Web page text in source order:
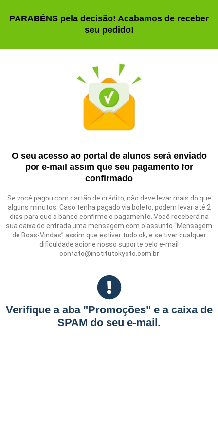
PARABÉNS pela decisão! Acabamos de receber
seu pedido!
O seu acesso ao portal de alunos será enviado
por e-mail assim que seu pagamento for
confirmado
Se você pagou com cartão de crédito, não deve levar mais do que
alguns minutos. Caso tenha pagado via boleto, podem levar até 2
dias para que o banco confirme o pagamento. Você receberá na
sua caixa de entrada uma mensagem com o assunto “Mensagem
de Boas-Vindas” assim que estiver tudo ok, e se tiver qualquer
dificuldade acione nosso suporte pelo e-mail
contato@institutokyoto.com.br
Verifique a aba "Promoções" e a caixa de
SPAM do seu e-mail.